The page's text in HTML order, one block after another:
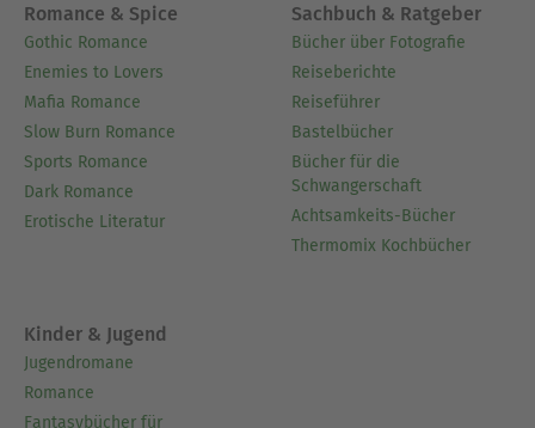
Romance & Spice
Gothic Romance
Enemies to Lovers
Mafia Romance
Slow Burn Romance
Sports Romance
Dark Romance
Erotische Literatur
Sachbuch & Ratgeber
Bücher über Fotografie
Reiseberichte
Reiseführer
Bastelbücher
Bücher für die
Schwangerschaft
Achtsamkeits-Bücher
Thermomix Kochbücher
Kinder & Jugend
Jugendromane
Romance
Fantasybücher für